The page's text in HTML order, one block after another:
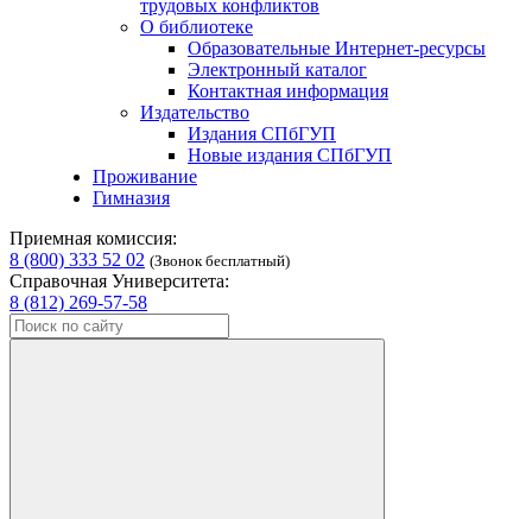
трудовых конфликтов
О библиотеке
Образовательные Интернет-ресурсы
Электронный каталог
Контактная информация
Издательство
Издания СПбГУП
Новые издания СПбГУП
Проживание
Гимназия
Приемная комиссия:
8 (800) 333 52 02 (Звонок бесплатный)
Справочная Университета:
8 (812) 269-57-58